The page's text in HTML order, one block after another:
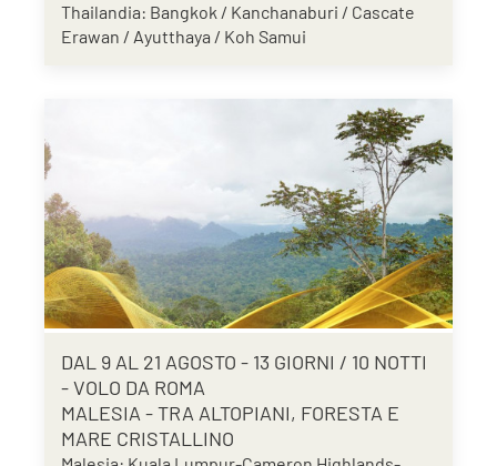
Thailandia: Bangkok / Kanchanaburi / Cascate
Erawan / Ayutthaya / Koh Samui
DAL 9 AL 21 AGOSTO - 13 GIORNI / 10 NOTTI
- VOLO DA ROMA
MALESIA - TRA ALTOPIANI, FORESTA E
MARE CRISTALLINO